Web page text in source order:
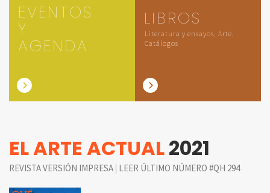
EVENTOS
Y
AGENDA
LIBROS
Literatura y ensayos, Arte,
Catálogos
EL ARTE ACTUAL2021
REVISTA VERSIÓN IMPRESA | LEER ÚLTIMO NÚMERO #QH 294